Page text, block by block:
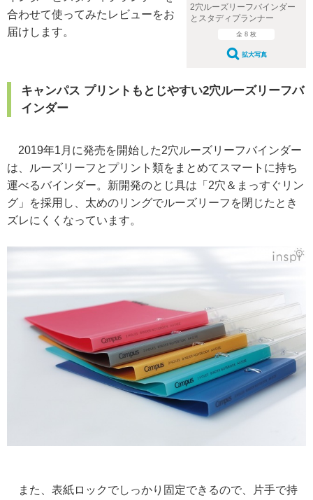
2穴ルーズリーフバインダー
とスタディプランナー
全 8 枚
拡大写真
合わせて使ってみたレビューをお
届けします。
キャンパス プリントもとじやすい2穴ルーズリーフバ
インダー
2019年1月に発売を開始した2穴ルーズリーフバインダー
は、ルーズリーフとプリント類をまとめてスマートに持ち
運べるバインダー。新開発のとじ具は「2穴＆まっすぐリン
グ」を採用し、太めのリングでルーズリーフを閉じたとき
ズレにくくなっています。
また、表紙ロックでしっかり固定できるので、片手で持